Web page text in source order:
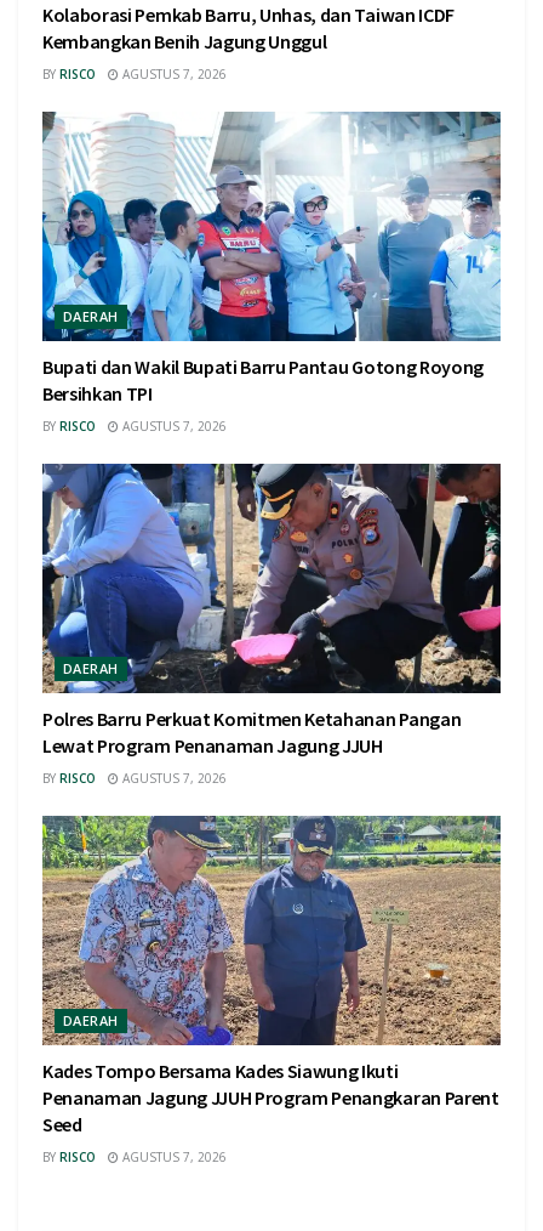
Kolaborasi Pemkab Barru, Unhas, dan Taiwan ICDF
Kembangkan Benih Jagung Unggul
BY RISCO AGUSTUS 7, 2026
DAERAH
Bupati dan Wakil Bupati Barru Pantau Gotong Royong
Bersihkan TPI
BY RISCO AGUSTUS 7, 2026
DAERAH
Polres Barru Perkuat Komitmen Ketahanan Pangan
Lewat Program Penanaman Jagung JJUH
BY RISCO AGUSTUS 7, 2026
DAERAH
Kades Tompo Bersama Kades Siawung Ikuti
Penanaman Jagung JJUH Program Penangkaran Parent
Seed
BY RISCO AGUSTUS 7, 2026